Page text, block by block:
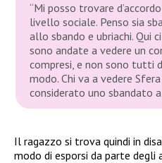
“Mi posso trovare
livello sociale. Penso sia
allo sbando e ubriachi. Qui
sono andate a vedere un
compresi, e non sono tutti
modo. Chi va a vedere
considerato uno sbandato a
Il ragazzo si trova quindi in
modo di esporsi da parte